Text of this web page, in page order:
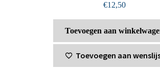
€12,50
Toevoegen aan
Toevoegen aan